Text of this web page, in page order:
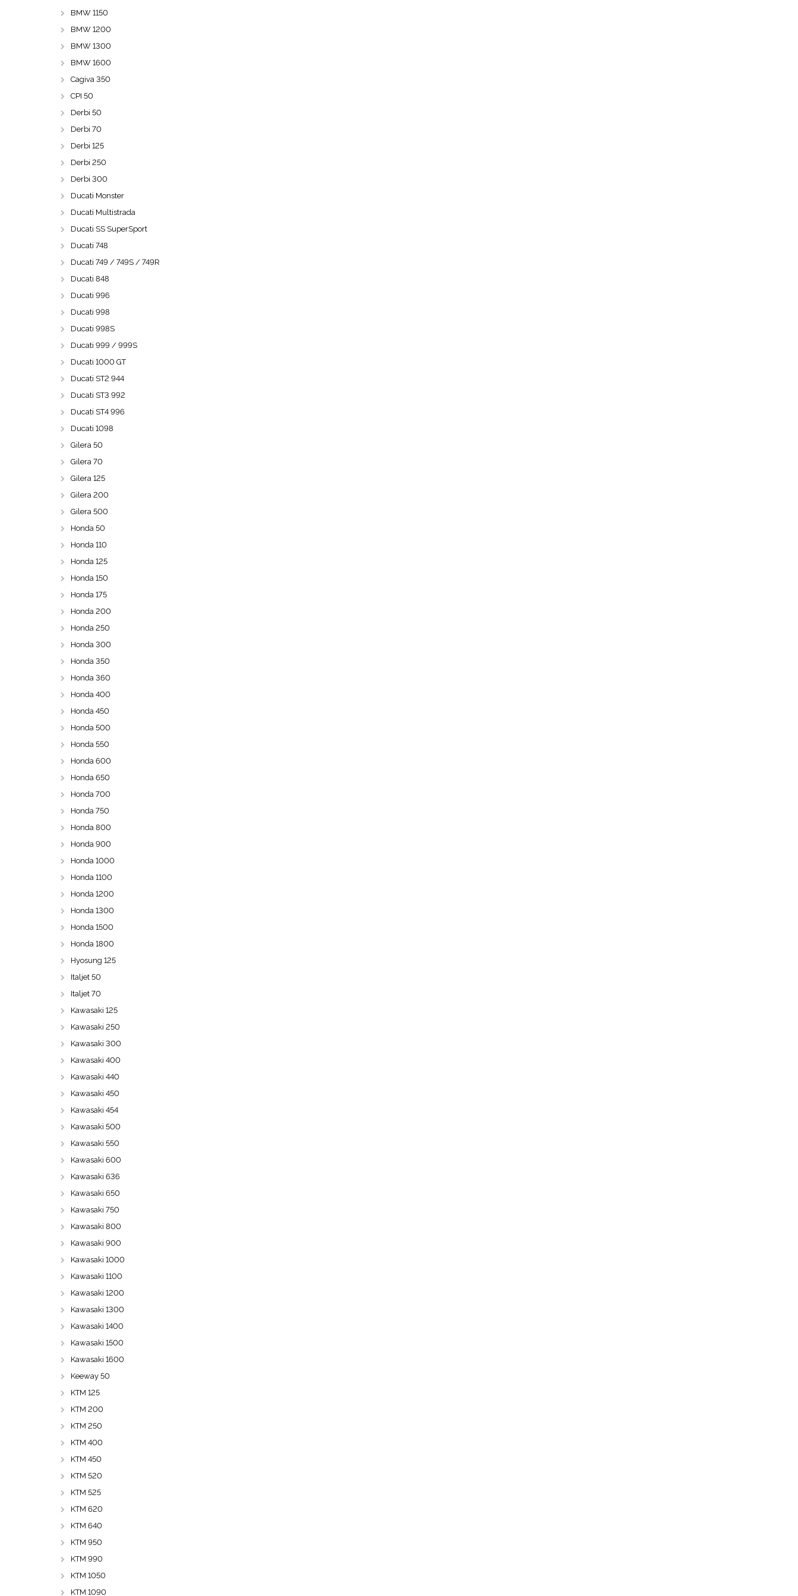
BMW 1150
BMW 1200
BMW 1300
BMW 1600
Cagiva 350
CPI 50
Derbi 50
Derbi 70
Derbi 125
Derbi 250
Derbi 300
Ducati Monster
Ducati Multistrada
Ducati SS SuperSport
Ducati 748
Ducati 749 / 749S / 749R
Ducati 848
Ducati 996
Ducati 998
Ducati 998S
Ducati 999 / 999S
Ducati 1000 GT
Ducati ST2 944
Ducati ST3 992
Ducati ST4 996
Ducati 1098
Gilera 50
Gilera 70
Gilera 125
Gilera 200
Gilera 500
Honda 50
Honda 110
Honda 125
Honda 150
Honda 175
Honda 200
Honda 250
Honda 300
Honda 350
Honda 360
Honda 400
Honda 450
Honda 500
Honda 550
Honda 600
Honda 650
Honda 700
Honda 750
Honda 800
Honda 900
Honda 1000
Honda 1100
Honda 1200
Honda 1300
Honda 1500
Honda 1800
Hyosung 125
Italjet 50
Italjet 70
Kawasaki 125
Kawasaki 250
Kawasaki 300
Kawasaki 400
Kawasaki 440
Kawasaki 450
Kawasaki 454
Kawasaki 500
Kawasaki 550
Kawasaki 600
Kawasaki 636
Kawasaki 650
Kawasaki 750
Kawasaki 800
Kawasaki 900
Kawasaki 1000
Kawasaki 1100
Kawasaki 1200
Kawasaki 1300
Kawasaki 1400
Kawasaki 1500
Kawasaki 1600
Keeway 50
KTM 125
KTM 200
KTM 250
KTM 400
KTM 450
KTM 520
KTM 525
KTM 620
KTM 640
KTM 950
KTM 990
KTM 1050
KTM 1090